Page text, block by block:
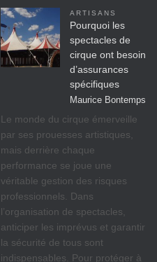
ARTISANS
Pourquoi les
spectacles de
cirque ont besoin
d’assurances
spécifiques
Maurice Bontemps
Le monde du cirque émerveille
par ses prouesses artistiques,
mais derrière chaque
performance se joue une
véritable gestion des risques
professionnels. Dans
l’organisation de spectacles,
anticiper les imprévus et garantir
la sécurité de tous sont
indispensables. Pour protéger à